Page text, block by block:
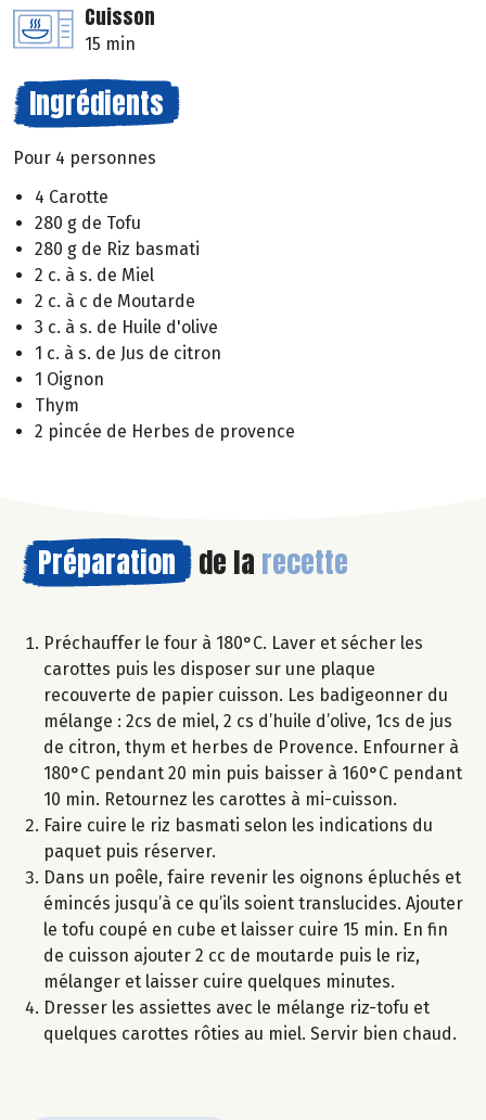
Cuisson
15 min
Ingrédients
Pour 4 personnes
4 Carotte
280 g de Tofu
280 g de Riz basmati
2 c. à s. de Miel
2 c. à c de Moutarde
3 c. à s. de Huile d'olive
1 c. à s. de Jus de citron
1 Oignon
Thym
2 pincée de Herbes de provence
Préparation de la recette
Préchauffer le four à 180°C. Laver et sécher les
carottes puis les disposer sur une plaque
recouverte de papier cuisson. Les badigeonner du
mélange : 2cs de miel, 2 cs d’huile d’olive, 1cs de jus
de citron, thym et herbes de Provence. Enfourner à
180°C pendant 20 min puis baisser à 160°C pendant
10 min. Retournez les carottes à mi-cuisson.
Faire cuire le riz basmati selon les indications du
paquet puis réserver.
Dans un poêle, faire revenir les oignons épluchés et
émincés jusqu’à ce qu’ils soient translucides. Ajouter
le tofu coupé en cube et laisser cuire 15 min. En fin
de cuisson ajouter 2 cc de moutarde puis le riz,
mélanger et laisser cuire quelques minutes.
Dresser les assiettes avec le mélange riz-tofu et
quelques carottes rôties au miel. Servir bien chaud.